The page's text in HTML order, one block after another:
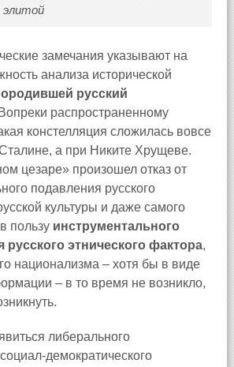
элитой
замечания указывают на
анализа исторической
русский
распространенному
констелляция сложилась вовсе
а при Никите Хрущеве.
цезаре» произошел отказ от
подавления русского
культуры и даже самого
пользу инструментального
русского этнического фактора,
национализма – хотя бы в виде
– в то время не возникло,
либерального
демократического